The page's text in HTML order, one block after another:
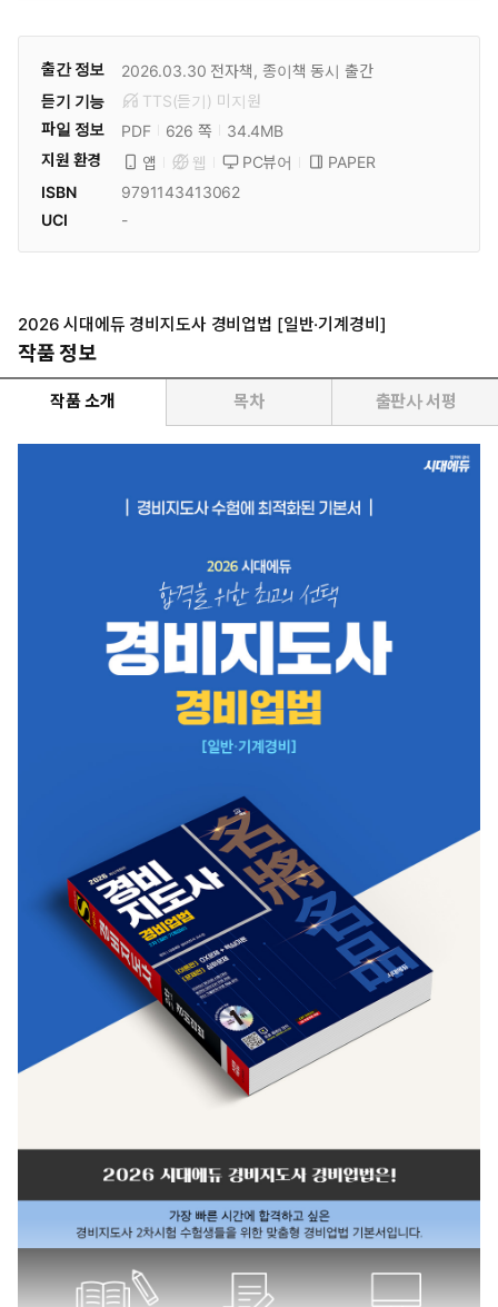
출간 정보 2026.03.30 전자책, 종이책 동시 출간
듣기 기능
TTS(듣기) 미 지원
파일 정보
PDF 626 쪽
34.4MB
지원 환경
앱 웹 PC뷰어
PAPER
ISBN
9791143413062
UCI
-
2026 시대에듀 경비지도사 경비업법 [일반·기계경비]
작품 정보
작품 소개 목차 출판사 서평